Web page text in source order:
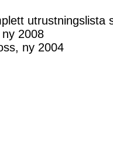
utrustningslista
2008
ny 2004